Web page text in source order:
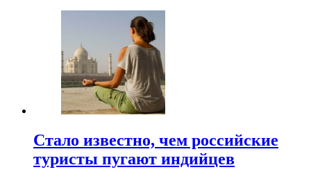
Стало известно, чем российские
туристы пугают индийцев